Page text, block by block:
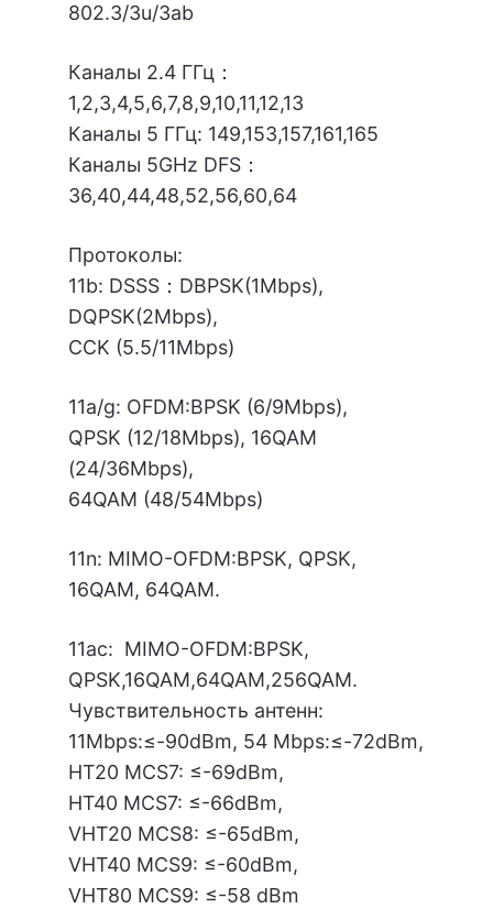
802.3/3u/3ab
Каналы 2.4 ГГц：
1,2,3,4,5,6,7,8,9,10,11,12,13
Каналы 5 ГГц: 149,153,157,161,165
Каналы 5GHz DFS：
36,40,44,48,52,56,60,64
Протоколы:
11b: DSSS：DBPSK(1Mbps),
DQPSK(2Mbps),
CCK (5.5/11Mbps)
11a/g: OFDM:BPSK (6/9Mbps),
QPSK (12/18Mbps), 16QAM
(24/36Mbps),
64QAM (48/54Mbps)
11n: MIMO-OFDM:BPSK, QPSK,
16QAM, 64QAM.
11ac: MIMO-OFDM:BPSK,
QPSK,16QAM,64QAM,256QAM.
Чувствительность антенн:
11Mbps:≤-90dBm, 54 Mbps:≤-72dBm,
HT20 MCS7: ≤-69dBm,
HT40 MCS7: ≤-66dBm,
VHT20 MCS8: ≤-65dBm,
VHT40 MCS9: ≤-60dBm,
VHT80 MCS9: ≤-58 dBm